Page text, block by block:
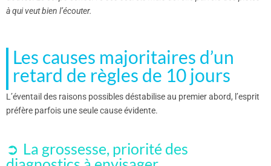
à qui veut bien l’écouter.
Les causes majoritaires d’un
retard de règles de 10 jours
L’éventail des raisons possibles déstabilise au premier abord, l’esprit
préfère parfois une seule cause évidente.
La grossesse, priorité des